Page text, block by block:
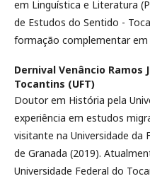
em Linguística e Literatura
de Estudos do Sentido -
formação complementar em
Dernival Venâncio Ramos
Tocantins (UFT)
Doutor em História pela
experiência em estudos
visitante na Universidade da
de Granada (2019).
Universidade Federal do